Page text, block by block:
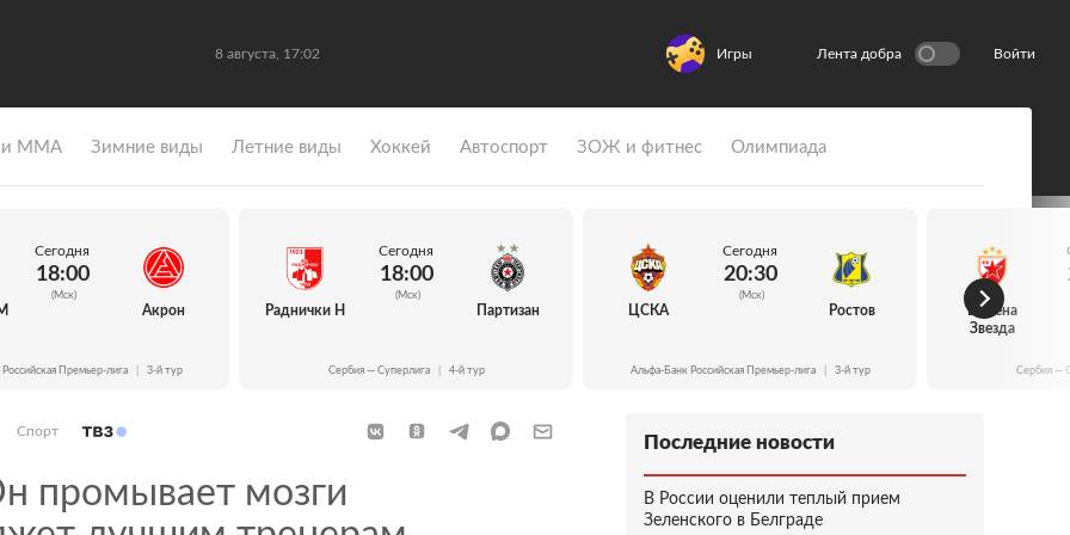
8 августа, 17:02 Игры Лента добра Войти
и ММА Зимние виды Летние виды Хоккей Автоспорт ЗОЖ и фитнес Олимпиада
Сегодня
18:00
(Мск)
Акрон
Премьер-лига 3-й тур
Раднички Н
Сегодня
18:00
(Мск)
Партизан
Сербия — Суперлига 4-й тур
ЦСКА
Сегодня
20:30
(Мск)
Ростов
Альфа-Банк Российская Премьер-лига 3-й тур
Црвена
Звезда
Сербия —
Спорт
промывает мозги
Последние новости
В России оценили теплый прием
Зеленского в Белграде